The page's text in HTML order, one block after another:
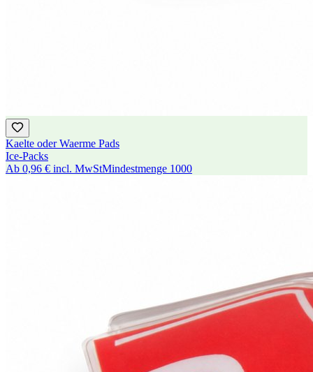
Kaelte oder Waerme Pads
Ice-Packs
Ab 0,96 € incl. MwStMindestmenge 1000